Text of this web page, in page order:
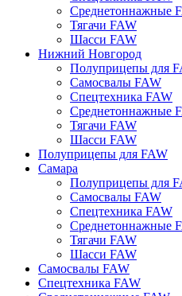
Среднетоннажные
Тягачи FAW
Шасси FAW
Нижний Новгород
Полуприцепы для
Самосвалы FAW
Спецтехника FAW
Среднетоннажные
Тягачи FAW
Шасси FAW
Полуприцепы для FAW
Самара
Полуприцепы для
Самосвалы FAW
Спецтехника FAW
Среднетоннажные
Тягачи FAW
Шасси FAW
Самосвалы FAW
Спецтехника FAW